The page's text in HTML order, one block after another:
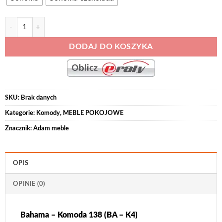
ilość Bahama - Komoda 138 (BA - K4)
DODAJ DO KOSZYKA
SKU: Brak danych
Kategorie: Komody, MEBLE POKOJOWE
Znacznik: Adam meble
OPIS
OPINIE (0)
Bahama – Komoda 138 (BA – K4)